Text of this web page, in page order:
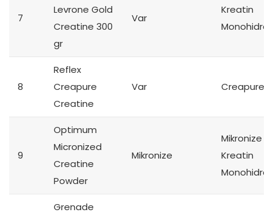
7
Levrone Gold
Creatine 300
gr
Var
Kreatin
Monohidrat
8
Reflex
Creapure
Creatine
Var Creapure
9
Optimum
Micronized
Creatine
Powder
Mikronize
Mikronize
Kreatin
Monohidrat
Grenade